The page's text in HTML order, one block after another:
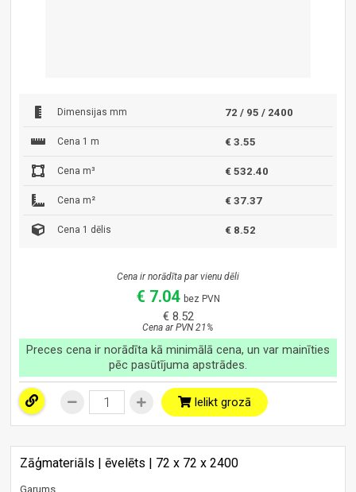
Dimensijas mm 72 / 95 / 2400
Cena 1 m € 3.55
Cena m³ € 532.40
Cena m² € 37.37
Cena 1 dēlis € 8.52
Cena ir norādīta par vienu dēli
€ 7.04 bez PVN
€ 8.52
Cena ar PVN 21%
Preces cena ir norādīta kā minimālā cena, un var mainīties
pēc pasūtījuma apstrādes.
Ielikt grozā
Zāģmateriāls | ēvelēts | 72 x 72 x 2400
Garums